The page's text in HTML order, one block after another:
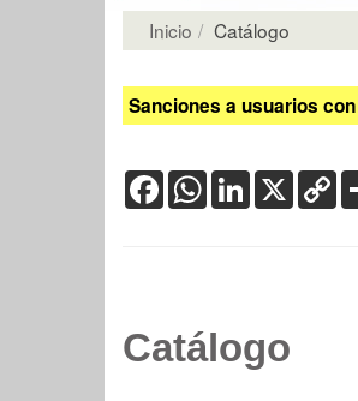
Inicio Catálogo
Sanciones a usuarios
FacebookWhatsApp
LinkedIn
X
Catálogo